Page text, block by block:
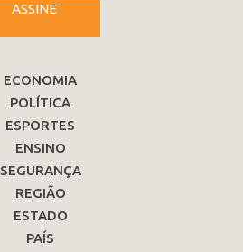
ASSINE
ECONOMIA
POLÍTICA
ESPORTES
ENSINO
SEGURANÇA
REGIÃO
ESTADO
PAÍS